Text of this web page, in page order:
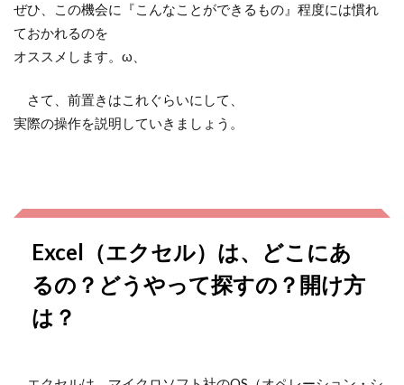
ぜひ、この機会に『こんなことができるもの』程度には慣れ
ておかれるのを
オススメします。ω、
さて、前置きはこれぐらいにして、
実際の操作を説明していきましょう。
Excel（エクセル）は、どこにあ
るの？どうやって探すの？開け方
は？